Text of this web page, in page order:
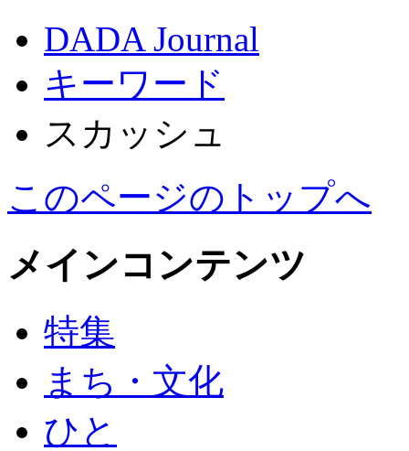
DADA Journal
キーワード
スカッシュ
このページのトップへ
メインコンテンツ
特集
まち・文化
ひと